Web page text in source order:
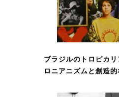
ブラジルのトロピ
ロニアニズムと創